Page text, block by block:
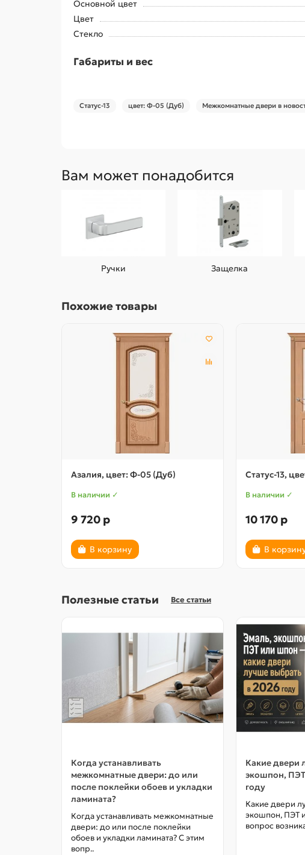
Основной цвет
Цвет
Стекло
Габариты и вес
Статус-13 цвет: Ф-05 (Дуб) Межкомнатные двери в
Вам может понадобится
Ручки Защелка
Похожие товары
Азалия, цвет: Ф-05 (Дуб)
В наличии ✓
9 720 р
В корзину
Статус-13,
В наличии ✓
10 170 р
В
Полезные статьи Все статьи
Когда устанавливать
межкомнатные двери: до или
после поклейки обоев и укладки
ламината?
Когда устанавливать межкомнатные
двери: до или после поклейки
обоев и укладки ламината? С этим
вопр..
Какие двери
экошпон,
году
Какие двери
экошпон, ПЭТ
вопрос